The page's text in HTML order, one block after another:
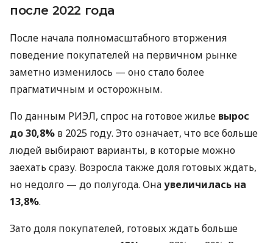
после 2022 года
После начала полномасштабного вторжения
поведение покупателей на первичном рынке
заметно изменилось — оно стало более
прагматичным и осторожным.
По данным РИЭЛ, спрос на готовое жилье вырос
до 30,8% в 2025 году. Это означает, что все больше
людей выбирают варианты, в которые можно
заехать сразу. Возросла также доля готовых ждать,
но недолго — до полугода. Онаувеличилась на
13,8%.
Зато доля покупателей, готовых ждать больше